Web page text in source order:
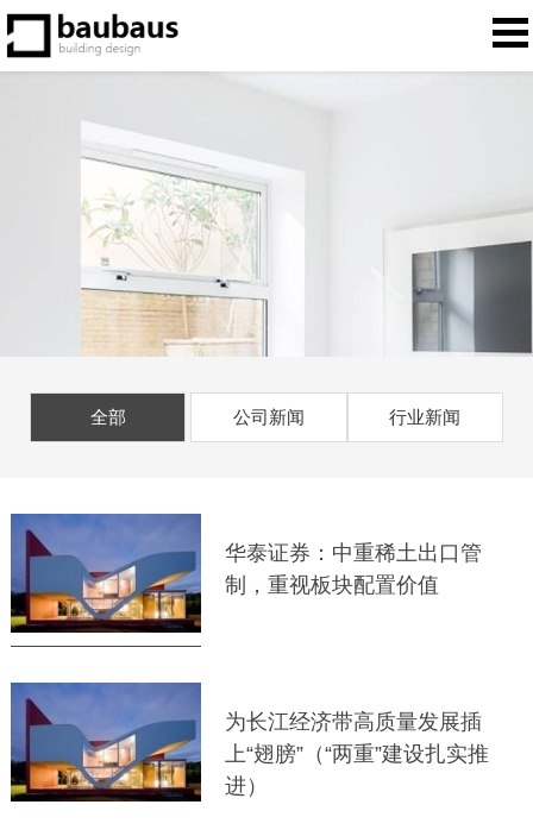
全部 公司新闻 行业新闻
华泰证券：中重稀土出口管
制，重视板块配置价值
为长江经济带高质量发展插
上“翅膀”（“两重”建设扎实推
进）